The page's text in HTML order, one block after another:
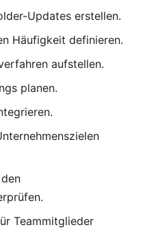
Updates erstellen.
Häufigkeit definieren.
aufstellen.
planen.
Teammitglieder